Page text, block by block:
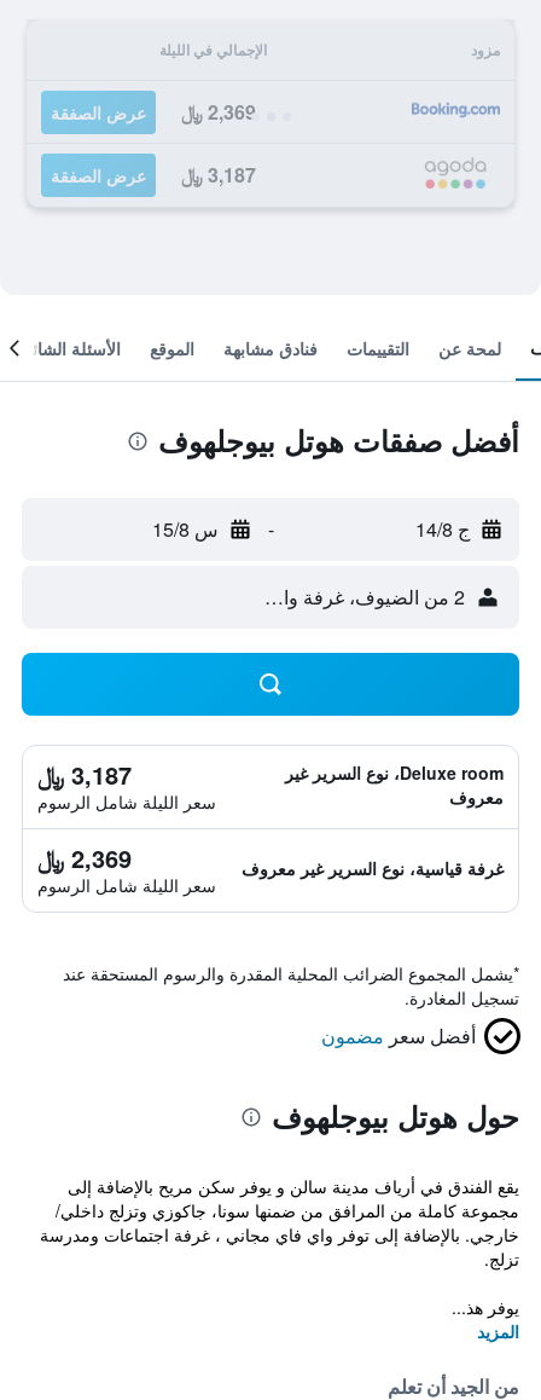
مزود الإجمالي في الليلة
2,369 ﷼ عرض الصفقة
3,187 ﷼ عرض الصفقة
لمحة عن التقييمات فنادق مشابهة الموقع الأسئلة الشائعة
أفضل صفقات هوتل بيوجلهوف
ج 14/8 - س 15/8
2 من الضيوف، غرفة واحدة
Deluxe room، نوع السرير غير
معروف
3,187 ﷼
سعر الليلة شامل الرسوم
غرفة قياسية، نوع السرير غير معروف 2,369 ﷼
سعر الليلة شامل الرسوم
*يشمل المجموع الضرائب المحلية المقدرة والرسوم المستحقة عند
تسجيل المغادرة.
أفضل سعر مضمون
حول هوتل بيوجلهوف
يقع الفندق في أرياف مدينة سالن و يوفر سكن مريح بالإضافة إلى
مجموعة كاملة من المرافق من ضمنها سونا، جاكوزي وتزلج داخلي/
خارجي. بالإضافة إلى توفر واي فاي مجاني ، غرفة اجتماعات ومدرسة
تزلج.
يوفر هذ...
المزيد
من الجيد أن تعلم